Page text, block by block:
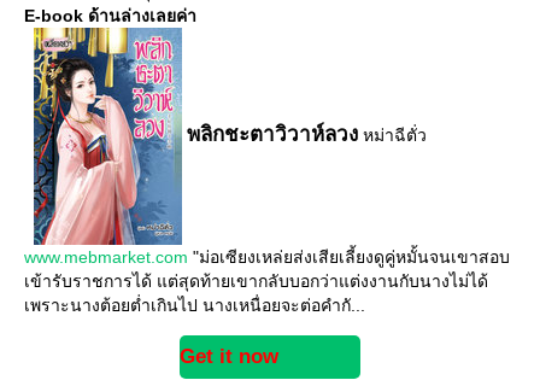
E-book ด้านล่างเลยค่า
พลิกชะตาวิวาห์ลวง หม่าฉีตั่ว
www.mebmarket.com "ม่อเซียงเหล่ยส่งเสียเลี้ยงดูคู่หมั้นจนเขาสอบ
เข้ารับราชการได้ แต่สุดท้ายเขากลับบอกว่าแต่งงานกับนางไม่ได้
เพราะนางต้อยต่ำเกินไป นางเหนื่อยจะต่อคำกั...
Get it now